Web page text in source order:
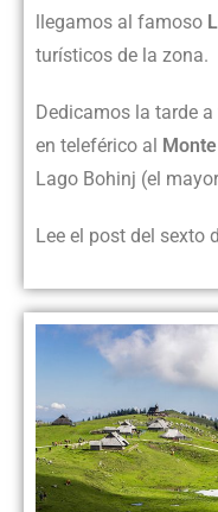
llegamos al famoso
turísticos de la zona.
Dedicamos la tarde
en teleférico al
Lago Bohinj (el
Lee el post del sexto